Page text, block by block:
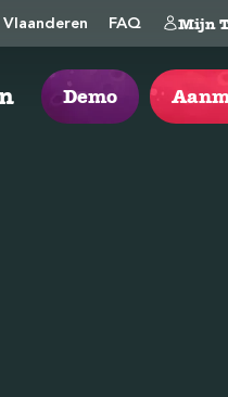
Vlaanderen FAQ Mijn
Demo